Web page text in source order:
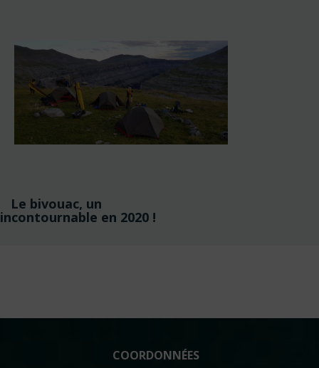
Navigation
de
Le bivouac, un
incontournable en 2020 !
COORDONNÉES